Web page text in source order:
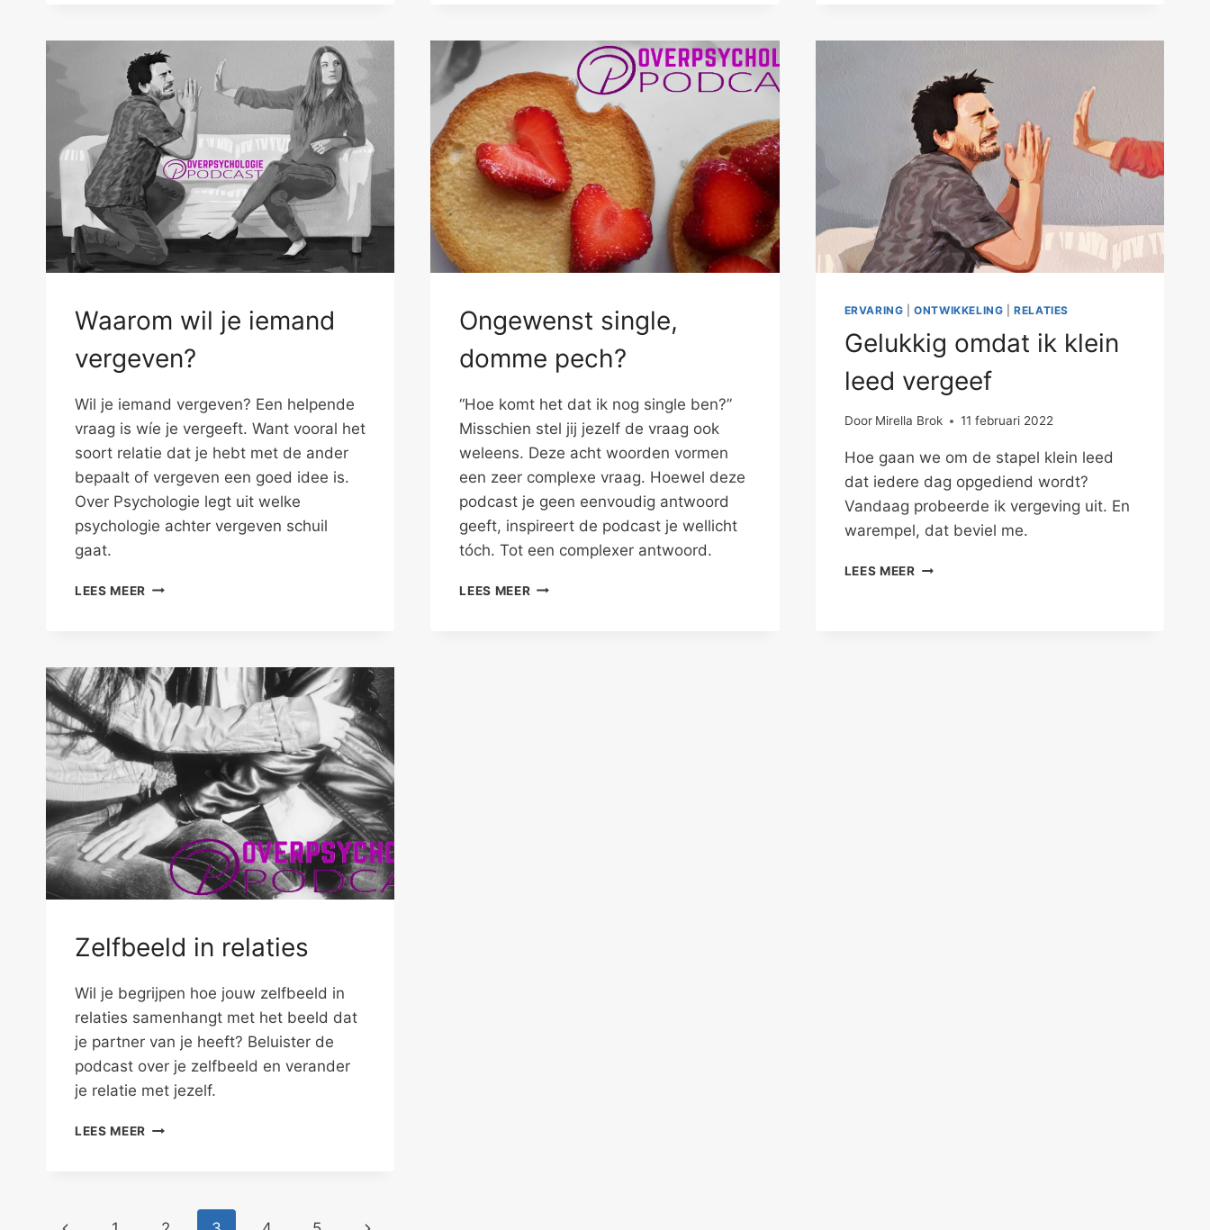
Waarom wil je iemand
vergeven?
Wil je iemand vergeven? Een helpende
vraag is wíe je vergeeft. Want vooral het
soort relatie dat je hebt met de ander
bepaalt of vergeven een goed idee is.
Over Psychologie legt uit welke
psychologie achter vergeven schuil
gaat.
LEES MEER WAAROM
Ongewenst single,
domme pech?
“Hoe komt het dat ik nog single ben?”
Misschien stel jij jezelf de vraag ook
weleens. Deze acht woorden vormen
een zeer complexe vraag. Hoewel deze
podcast je geen eenvoudig antwoord
geeft, inspireert de podcast je wellicht
tóch. Tot een complexer antwoord.
LEES MEERONGEWENST
ERVARING |ONTWIKKELING |RELATIES
Gelukkig omdat ik klein
leed vergeef
Door Mirella Brok 11 februari 2022
Hoe gaan we om de stapel klein leed
dat iedere dag opgediend wordt?
Vandaag probeerde ik vergeving uit. En
warempel, dat beviel me.
LEES MEERGELUKKIG
Zelfbeeld in relaties
Wil je begrijpen hoe jouw zelfbeeld in
relaties samenhangt met het beeld dat
je partner van je heeft? Beluister de
podcast over je zelfbeeld en verander
je relatie met jezelf.
LEES MEER ZELFBEELD